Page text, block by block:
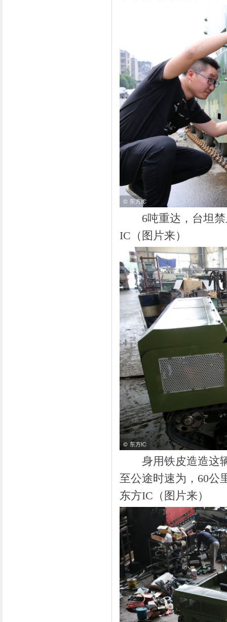
6吨重达，台坦禁
IC（图片来）
身用铁皮造造这辆
至公途时速为，60公
东方IC（图片来）